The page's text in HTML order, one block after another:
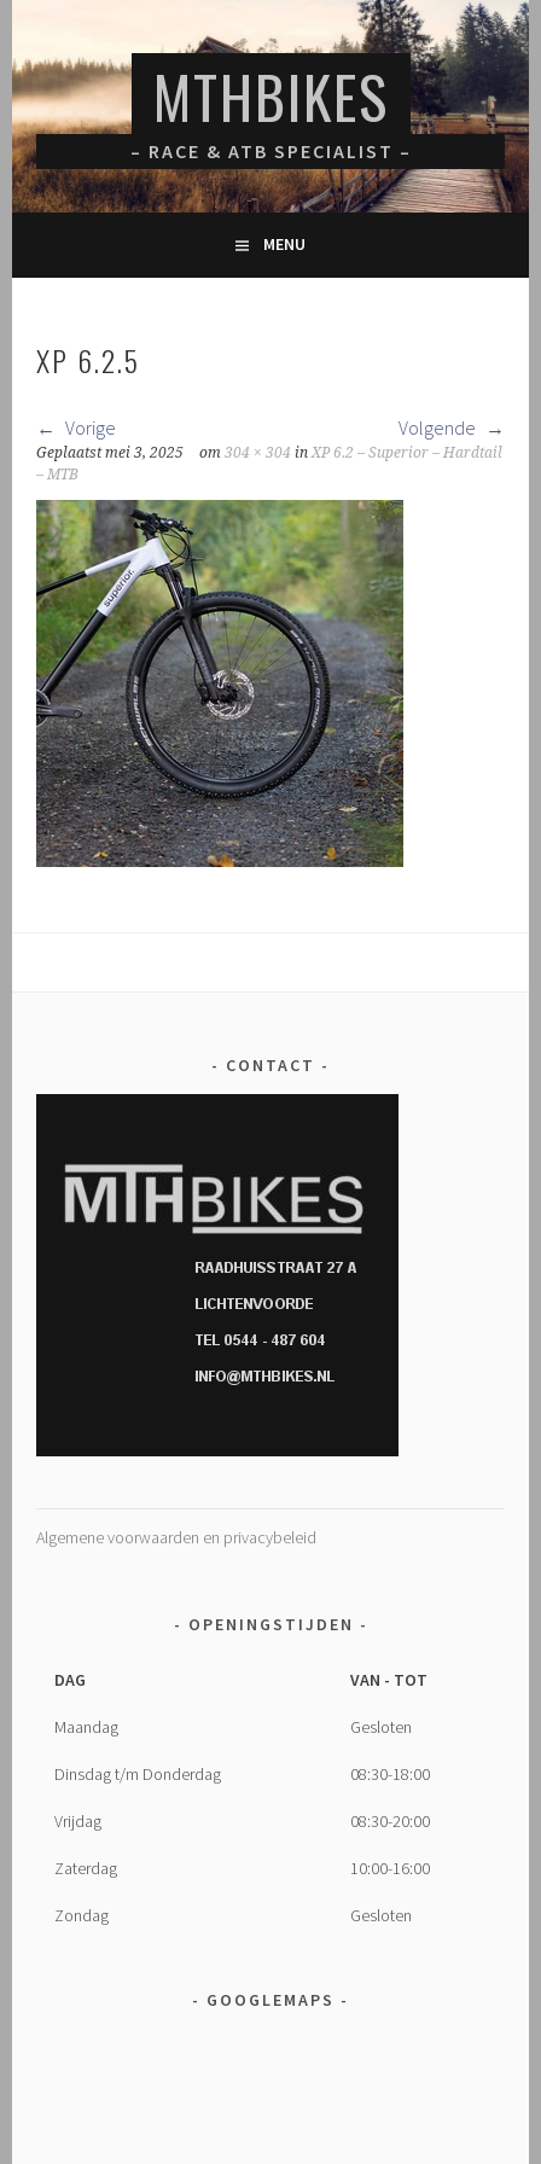
inhoud
MTHBIKES
– RACE & ATB SPECIALIST –
MENU
XP 6.2.5
Vorige Volgende
Geplaatstmei 3, 2025 om304 × 304 inXP 6.2 – Superior – Hardtail
– MTB
CONTACT
Algemene voorwaarden en privacybeleid
OPENINGSTIJDEN
DAG VAN - TOT
Maandag Gesloten
Dinsdag t/m Donderdag 08:30-18:00
Vrijdag 08:30-20:00
Zaterdag 10:00-16:00
Zondag Gesloten
GOOGLEMAPS